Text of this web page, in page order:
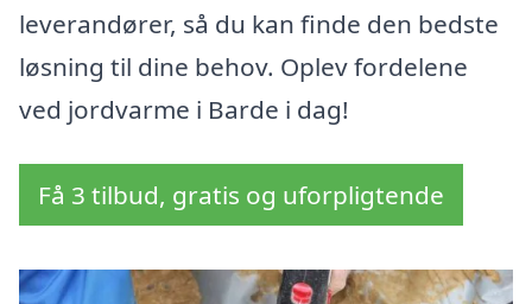
leverandører, så du kan finde den bedste
løsning til dine behov. Oplev fordelene
ved jordvarme i Barde i dag!
Få 3 tilbud, gratis og uforpligtende